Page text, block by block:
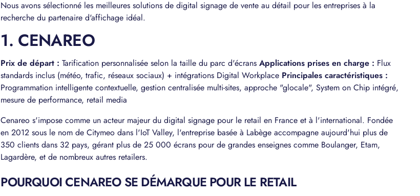
Nous avons sélectionné les meilleures solutions de digital signage de vente au détail pour les entreprises à la
recherche du partenaire d'affichage idéal.
1. CENAREO
Prix de départ : Tarification personnalisée selon la taille du parc d'écransApplications prises en charge : Flux
standards inclus (météo, trafic, réseaux sociaux) + intégrations Digital Workplace Principales caractéristiques :
Programmation intelligente contextuelle, gestion centralisée multi-sites, approche "glocale", System on Chip intégré,
mesure de performance, retail media
Cenareo s'impose comme un acteur majeur du digital signage pour le retail en France et à l'international. Fondée
en 2012 sous le nom de Citymeo dans l'IoT Valley, l'entreprise basée à Labège accompagne aujourd'hui plus de
350 clients dans 32 pays, gérant plus de 25 000 écrans pour de grandes enseignes comme Boulanger, Etam,
Lagardère, et de nombreux autres retailers.
POURQUOI CENAREO SE DÉMARQUE POUR LE RETAIL